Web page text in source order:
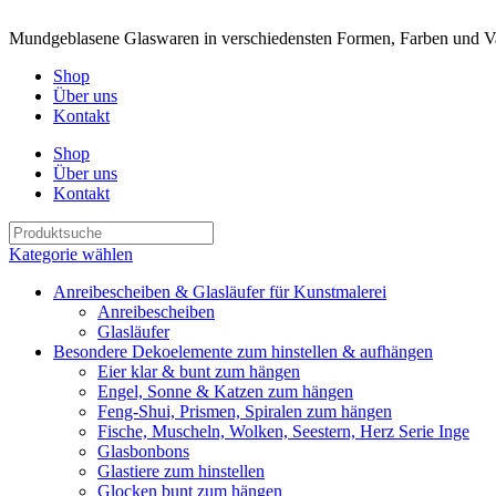
Mundgeblasene Glaswaren in verschiedensten Formen, Farben und
Shop
Über uns
Kontakt
Shop
Über uns
Kontakt
Kategorie wählen
Anreibescheiben & Glasläufer für Kunstmalerei
Anreibescheiben
Glasläufer
Besondere Dekoelemente zum hinstellen & aufhängen
Eier klar & bunt zum hängen
Engel, Sonne & Katzen zum hängen
Feng-Shui, Prismen, Spiralen zum hängen
Fische, Muscheln, Wolken, Seestern, Herz Serie Inge
Glasbonbons
Glastiere zum hinstellen
Glocken bunt zum hängen